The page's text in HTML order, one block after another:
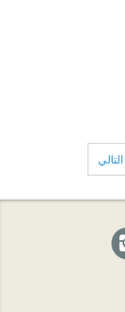
التالي